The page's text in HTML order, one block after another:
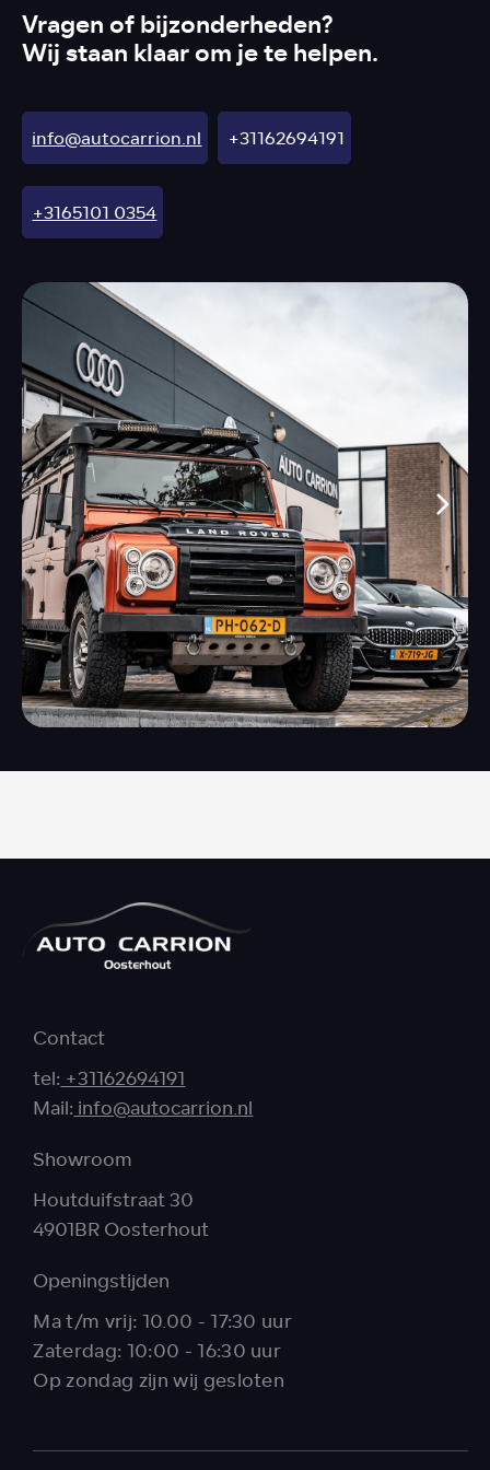
Vragen of bijzonderheden?
Wij staan klaar om je te helpen.
info@autocarrion.nl +31162694191
+3165101 0354
Contact
tel:+31162694191
Mail:info@autocarrion.nl
Showroom
Houtduifstraat 30
4901BR Oosterhout
Openingstijden
Ma t/m vrij: 10.00 - 17:30 uur
Zaterdag: 10:00 - 16:30 uur
Op zondag zijn wij gesloten